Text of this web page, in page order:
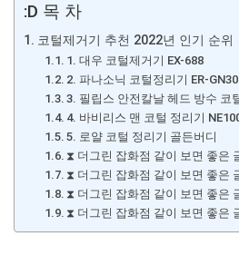
:D 목 차
코털제거기 추천 2022년 인기 순위
1. 대우 코털제거기 EX-688
2. 파나소닉 코털정리기 ER-GN30
3. 필립스 안전칼날 헤드 방수 코
4. 바비리스 맨 코털 정리기
5. 로얄 코털 정리기 골든버디
⧗ 더그린 잡화점 같이 보면 좋은
⧗ 더그린 잡화점 같이 보면 좋은
⧗ 더그린 잡화점 같이 보면 좋은
⧗ 더그린 잡화점 같이 보면 좋은